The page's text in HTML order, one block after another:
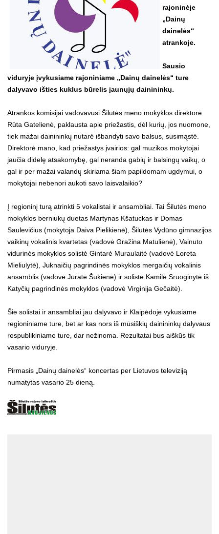
rajoninėje
„Dainų
dainelės“
atrankoje.
Sausio
viduryje įvykusiame rajoniniame „Dainų dainelės“ ture
dalyvavo išties kuklus būrelis jaunųjų dainininkų.
Atrankos komisijai vadovavusi Šilutės meno mokyklos direktorė
Rūta Gatelienė, paklausta apie priežastis, dėl kurių, jos nuomone,
tiek mažai dainininkų nutarė išbandyti savo balsus, susimąstė.
Direktorė mano, kad priežastys įvairios: gal muzikos mokytojai
jaučia didelę atsakomybę, gal neranda gabių ir balsingų vaikų, o
gal ir per mažai valandų skiriama šiam papildomam ugdymui, o
mokytojai nebenori aukoti savo laisvalaikio?
Į regioninį turą atrinkti 5 vokalistai ir ansambliai. Tai Šilutės meno
mokyklos berniukų duetas Martynas Kšatuckas ir Domas
Saulevičius (mokytoja Daiva Pielikienė), Šilutės Vydūno gimnazijos
vaikinų vokalinis kvartetas (vadovė Gražina Matulienė), Vainuto
vidurinės mokyklos solistė Gintarė Muraulaitė (vadovė Loreta
Mieliulytė), Juknaičių pagrindinės mokyklos mergaičių vokalinis
ansamblis (vadovė Jūratė Šukienė) ir solistė Kamilė Sruoginytė iš
Katyčių pagrindinės mokyklos (vadovė Virginija Gečaitė).
Šie solistai ir ansambliai jau dalyvavo ir Klaipėdoje vykusiame
regioniniame ture, bet ar kas nors iš mūsiškių dainininkų dalyvaus
respublikiniame ture, dar nežinoma. Rezultatai bus aiškūs tik
vasario viduryje.
Pirmasis „Dainų dainelės“ koncertas per Lietuvos televiziją
numatytas vasario 25 dieną.